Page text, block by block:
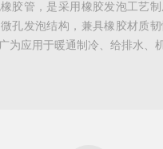
胶管，是采用橡胶发泡工艺
孔发泡结构，兼具橡胶材质
为应用于暖通制冷、给排水、